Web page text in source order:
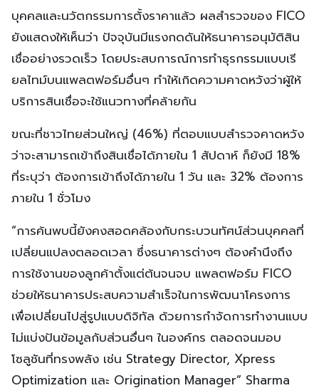
บุคคลและนวัตกรรมการตั้งราคาแล้ว ผลสำรวจของ FICO
ยังแสดงให้เห็นว่า ปัจจุบันมีแรงกดดันให้ธนาคารอนุมัติสิน
เชื่ออย่างรวดเร็ว โดยประสบการณ์การทำธุรกรรมแบบเรี
ยลไทม์บนแพลตฟอร์มอื่นๆ ทำให้เกิดความคาดหวังว่าผู้ให้
บริการสินเชื่อจะใช้แนวทางที่คล้ายกัน
ขณะที่ชาวไทยส่วนใหญ่ (46%) ที่ตอบแบบสำรวจคาดหวัง
ว่าจะสามารถเข้าถึงสินเชื่อได้ภายใน 1 สัปดาห์ ก็ยังมี 18%
ที่ระบุว่า ต้องการเข้าถึงได้ภายใน 1 วัน และ 32% ต้องการ
ภายใน 1 ชั่วโมง
“การค้นพบนี้ยังคงสอดคล้องกับกระบวนทัศน์ส่วนบุคคลที่
เปลี่ยนแปลงตลอดเวลา ซึ่งธนาคารต่างๆ ต้องคำนึงถึง
การใช้งานของลูกค้าตั้งแต่ต้นจนจบ แพลตฟอร์ม FICO
ช่วยให้ธนาคารประสบความสำเร็จในการพัฒนาโครงการ
เพื่อเปลี่ยนไปสู่รูปแบบดิจิทัล ด้วยการกำจัดการทำงานแบบ
ไม่แบ่งปันข้อมูลกับส่วนอื่นๆ ในองค์กร ตลอดจนมอบ
โซลูชันที่ทรงพลัง เช่น Strategy Director, Xpress
Optimization และ Origination Manager” Sharma